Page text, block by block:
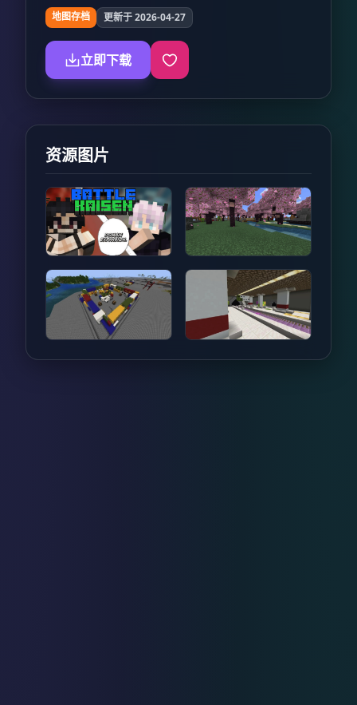
地图存档 更新于 2026-04-27
立即下载
资源图片